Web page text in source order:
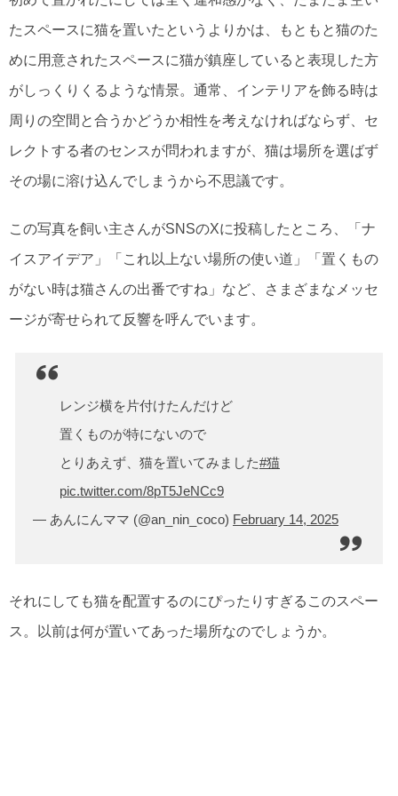
たスペースに猫を置いたというよりかは、もともと猫のた
めに用意されたスペースに猫が鎮座していると表現した方
がしっくりくるような情景。通常、インテリアを飾る時は
周りの空間と合うかどうか相性を考えなければならず、セ
レクトする者のセンスが問われますが、猫は場所を選ばず
その場に溶け込んでしまうから不思議です。
この写真を飼い主さんがSNSのXに投稿したところ、「ナ
イスアイデア」「これ以上ない場所の使い道」「置くもの
がない時は猫さんの出番ですね」など、さまざまなメッセ
ージが寄せられて反響を呼んでいます。
レンジ横を片付けたんだけど
置くものが特にないので
とりあえず、猫を置いてみました#猫
pic.twitter.com/8pT5JeNCc9
— あんにんママ (@an_nin_coco) February 14, 2025
それにしても猫を配置するのにぴったりすぎるこのスペー
ス。以前は何が置いてあった場所なのでしょうか。